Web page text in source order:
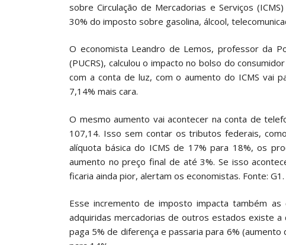
sobre Circulação de Mercadorias e Serviços
30% do imposto sobre gasolina, álcool,
O economista Leandro de Lemos, professor da
(PUCRS), calculou o impacto no bolso do
com a conta de luz, com o aumento do ICMS vai
7,14% mais cara.
O mesmo aumento vai acontecer na conta de
107,14. Isso sem contar os tributos federais,
alíquota básica do ICMS de 17% para 18%, os
aumento no preço final de até 3%. Se isso
ficaria ainda pior, alertam os economistas. Fonte: G1.
Esse incremento de imposto impacta também as
adquiridas mercadorias de outros estados existe
paga 5% de diferença e passaria para 6%